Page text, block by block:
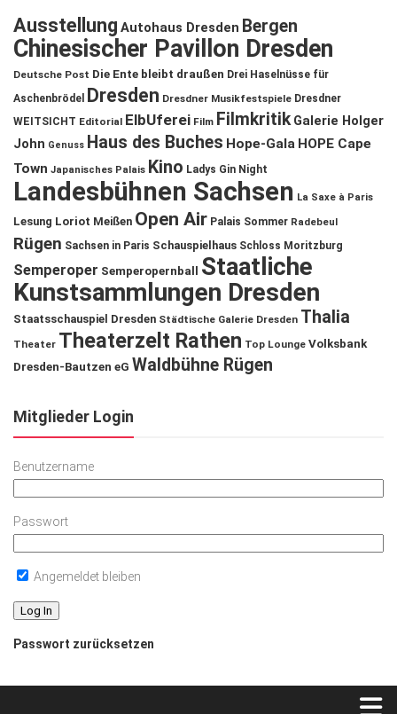
Ausstellung Autohaus Dresden Bergen
Chinesischer Pavillon Dresden
Deutsche Post Die Ente bleibt draußen Drei Haselnüsse für
Aschenbrödel
Dresden Dresdner Musikfestspiele Dresdner
WEITSICHT Editorial ElbUferei Film Filmkritik Galerie Holger
John Genuss Haus des Buches Hope-Gala HOPE Cape
Town Japanisches Palais Kino Ladys Gin Night
Landesbühnen Sachsen La Saxe à Paris
Lesung Loriot Meißen Open Air Palais Sommer Radebeul
Rügen Sachsen in Paris Schauspielhaus Schloss Moritzburg
Semperoper Semperopernball
Staatliche
Kunstsammlungen Dresden
Staatsschauspiel Dresden Städtische Galerie Dresden Thalia
Theater Theaterzelt Rathen Top Lounge Volksbank
Dresden-Bautzen eG Waldbühne Rügen
Mitglieder Login
Benutzername
Passwort
Angemeldet bleiben
Passwort zurücksetzen